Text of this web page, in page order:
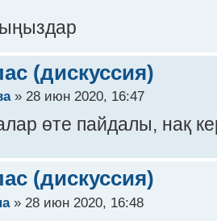
(дискуссия)
» 28 июн 2020, 16:47
өте пайдалы, нақ
(дискуссия)
» 28 июн 2020, 16:48